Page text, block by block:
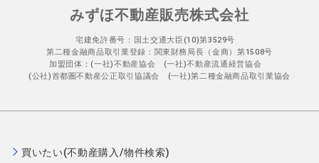
みずほ不動産販売株式会社
宅建免許番号：国土交通大臣(10)第3529号
第二種金融商品取引業登録：関東財務局長（金商）第1508号
加盟団体：(一社)不動産協会 (一社)不動産流通経営協会
(公社)首都圏不動産公正取引協議会 (一社)第二種金融商品取引業協会
買いたい(不動産購入/物件検索)